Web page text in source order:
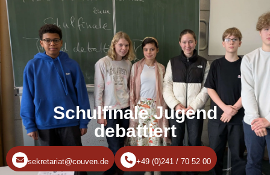
Schulfinale Jugend
debattiert
sekretariat@couven.de +49 (0)241 / 70 52 00